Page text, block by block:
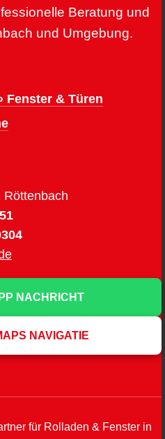
Beratung und
und Umgebung.
Fenster & Türen
Röttenbach
NACHRICHT
NAVIGATIE
für Rolladen & Fenster in